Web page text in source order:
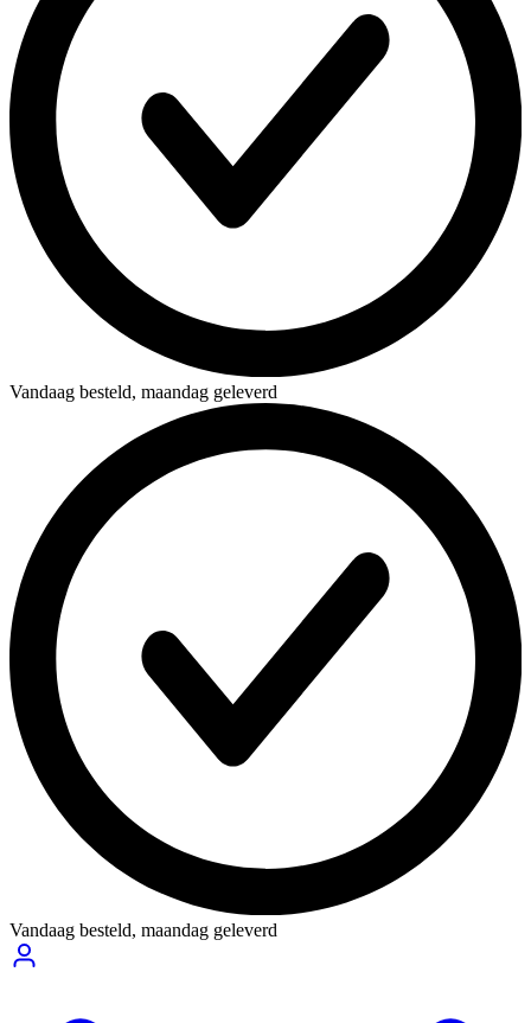
Vandaag besteld, maandag geleverd
Vandaag besteld, maandag geleverd